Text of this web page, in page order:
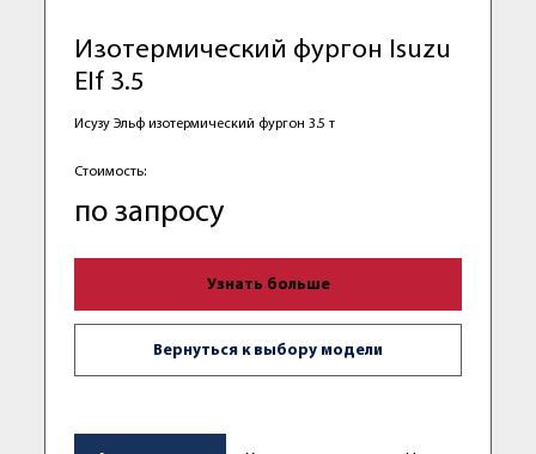
Изотермический фургон Isuzu
Elf 3.5
Исузу Эльф изотермический фургон 3.5 т
Стоимость:
по запросу
Узнать больше
Вернуться к выбору модели